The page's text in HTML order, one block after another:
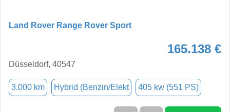
Land Rover Range Rover Sport
165.138 €
Düsseldorf, 40547
3.000 km Hybrid (Benzin/Elekt 405 kw (551 PS)